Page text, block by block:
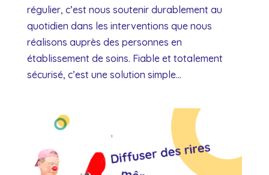
régulier, c’est nous soutenir durablement au
quotidien dans les interventions que nous
réalisons auprès des personnes en
établissement de soins. Fiable et totalement
sécurisé, c’est une solution simple...